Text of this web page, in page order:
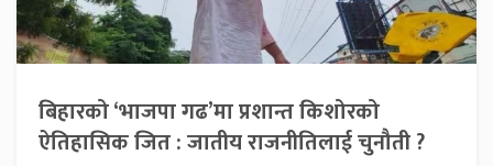
बिहारको ‘भाजपा गढ’मा प्रशान्त किशोरको
ऐतिहासिक जित : जातीय राजनीतिलाई चुनौती ?